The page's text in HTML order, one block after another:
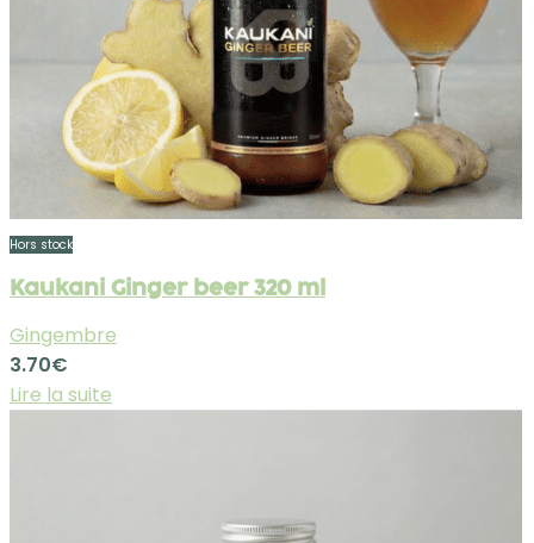
Hors stock
Kaukani Ginger beer 320 ml
Gingembre
3.70€
Lire la suite